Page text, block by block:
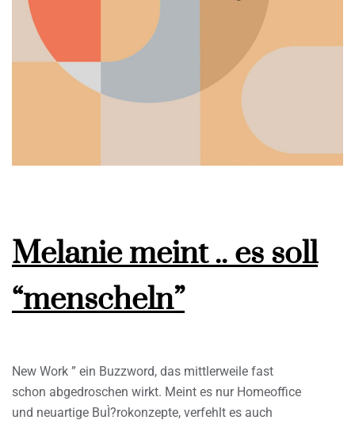
Melanie meint .. es soll
“menscheln”
New Work ” ein Buzzword, das mittlerweile fast
schon abgedroschen wirkt. Meint es nur Homeoffice
und neuartige BuÌ?rokonzepte, verfehlt es auch